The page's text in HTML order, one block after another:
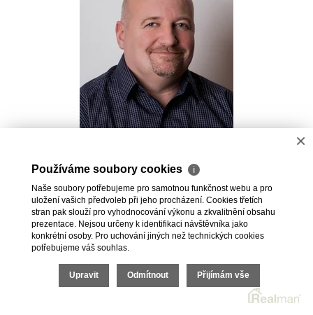
Pavel Kovalev
+420 723 491 625
pavel.kovalev@vdfreality.cz
×
Používáme soubory cookies ℹ
Naše soubory potřebujeme pro samotnou funkčnost webu a pro
uložení vašich předvoleb při jeho procházení. Cookies třetích
stran pak slouží pro vyhodnocování výkonu a zkvalitnění obsahu
prezentace. Nejsou určeny k identifikaci návštěvníka jako
konkrétní osoby. Pro uchování jiných než technických cookies
potřebujeme váš souhlas.
Upravit Odmítnout Přijímám vše